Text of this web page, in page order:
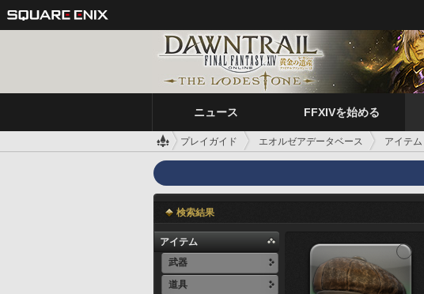
ニュース FFXIVを始める
プレイガイド エオルゼアデータベース アイテム
検索結果
アイテム
武器
道具